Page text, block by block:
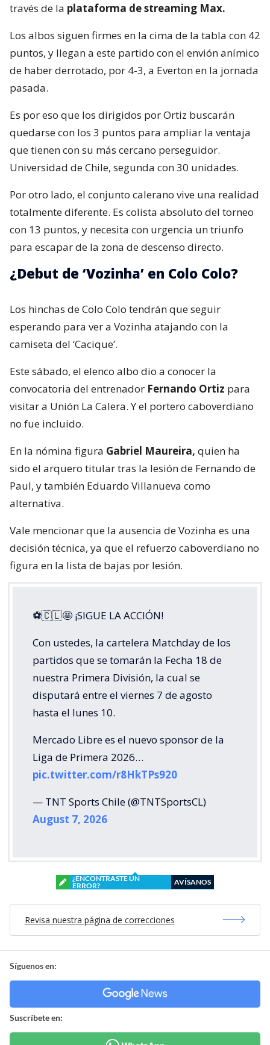
través de la plataforma de streaming Max.
Los albos siguen firmes en la cima de la tabla con 42
puntos, y llegan a este partido con el envión anímico
de haber derrotado, por 4-3, a Everton en la jornada
pasada.
Es por eso que los dirigidos por Ortiz buscarán
quedarse con los 3 puntos para ampliar la ventaja
que tienen con su más cercano perseguidor.
Universidad de Chile, segunda con 30 unidades.
Por otro lado, el conjunto calerano vive una realidad
totalmente diferente. Es colista absoluto del torneo
con 13 puntos, y necesita con urgencia un triunfo
para escapar de la zona de descenso directo.
¿Debut de ‘Vozinha’ en Colo Colo?
Los hinchas de Colo Colo tendrán que seguir
esperando para ver a Vozinha atajando con la
camiseta del ‘Cacique’.
Este sábado, el elenco albo dio a conocer la
convocatoria del entrenador Fernando Ortiz para
visitar a Unión La Calera. Y el portero caboverdiano
no fue incluido.
En la nómina figura Gabriel Maureira, quien ha
sido el arquero titular tras la lesión de Fernando de
Paul, y también Eduardo Villanueva como
alternativa.
Vale mencionar que la ausencia de Vozinha es una
decisión técnica, ya que el refuerzo caboverdiano no
figura en la lista de bajas por lesión.
⚽🇨🇱🤩 ¡SIGUE LA ACCIÓN!
Con ustedes, la cartelera Matchday de los
partidos que se tomarán la Fecha 18 de
nuestra Primera División, la cual se
disputará entre el viernes 7 de agosto
hasta el lunes 10.
Mercado Libre es el nuevo sponsor de la
Liga de Primera 2026…
pic.twitter.com/r8HkTPs920
— TNT Sports Chile (@TNTSportsCL)
August 7, 2026
¿ENCONTRASTE UN
ERROR?
AVÍSANOS
Revisa nuestra página de correcciones
Síguenos en:
Suscríbete en: